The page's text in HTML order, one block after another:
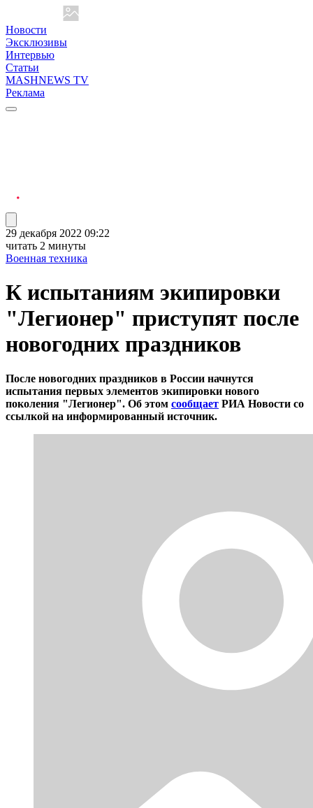
Новости
Эксклюзивы
Интервью
Статьи
MASHNEWS TV
Реклама
29 декабря 2022 09:22
читать 2 минуты
Военная техника
К испытаниям экипировки
"Легионер" приступят после
новогодних праздников
После новогодних праздников в России начнутся
испытания первых элементов экипировки нового
поколения "Легионер". Об этом сообщает РИА Новости со
ссылкой на информированный источник.